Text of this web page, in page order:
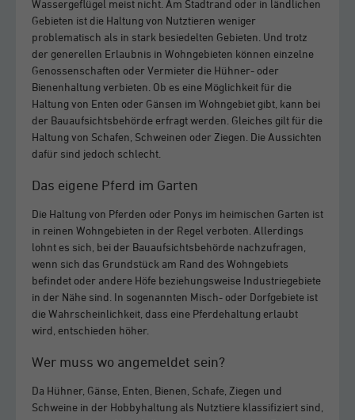
Wassergeflügel meist nicht. Am Stadtrand oder in ländlichen
Gebieten ist die Haltung von Nutztieren weniger
problematisch als in stark besiedelten Gebieten. Und trotz
der generellen Erlaubnis in Wohngebieten können einzelne
Genossenschaften oder Vermieter die Hühner- oder
Bienenhaltung verbieten. Ob es eine Möglichkeit für die
Haltung von Enten oder Gänsen im Wohngebiet gibt, kann bei
der Bauaufsichtsbehörde erfragt werden. Gleiches gilt für die
Haltung von Schafen, Schweinen oder Ziegen. Die Aussichten
dafür sind jedoch schlecht.
Das eigene Pferd im Garten
Die Haltung von Pferden oder Ponys im heimischen Garten ist
in reinen Wohngebieten in der Regel verboten. Allerdings
lohnt es sich, bei der Bauaufsichtsbehörde nachzufragen,
wenn sich das Grundstück am Rand des Wohngebiets
befindet oder andere Höfe beziehungsweise Industriegebiete
in der Nähe sind. In sogenannten Misch- oder Dorfgebiete ist
die Wahrscheinlichkeit, dass eine Pferdehaltung erlaubt
wird, entschieden höher.
Wer muss wo angemeldet sein?
Da Hühner, Gänse, Enten, Bienen, Schafe, Ziegen und
Schweine in der Hobbyhaltung als Nutztiere klassifiziert sind,